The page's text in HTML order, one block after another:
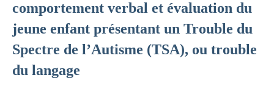
comportement verbal et évaluation du
jeune enfant présentant un Trouble du
Spectre de l’Autisme (TSA), ou trouble
du langage